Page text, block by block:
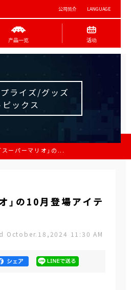
公司简介 LANGUAGE
产品一览 活动
ライズ/グッズ
ピックス
スーパーマリオ」の...
」の10月登場アイテ
October.18,2024 11:30 AM